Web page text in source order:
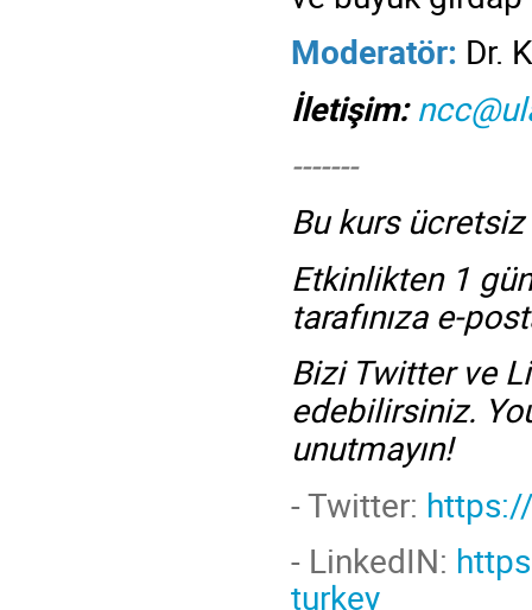
Moderatör: Dr.
İletişim:
-------
Bu kurs
Etkinlikten 1
tarafınıza e-
Bizi Twitter ve
edebilirsiniz.
unutmayın!
- Twitter:
- LinkedIN:
turkey